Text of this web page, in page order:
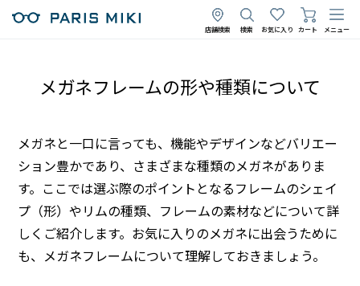
店舗検索 検索 お気に入り カート メニュー
メガネフレームの形や種類について
メガネと一口に言っても、機能やデザインなどバリエー
ション豊かであり、さまざまな種類のメガネがありま
す。ここでは選ぶ際のポイントとなるフレームのシェイ
プ（形）やリムの種類、フレームの素材などについて詳
しくご紹介します。お気に入りのメガネに出会うために
も、メガネフレームについて理解しておきましょう。